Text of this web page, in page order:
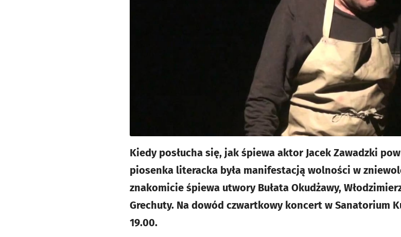
Kiedy posłucha się, jak śpiewa aktor Jacek Zawadzki
piosenka literacka była manifestacją wolności w
znakomicie śpiewa utwory Bułata Okudżawy,
Grechuty. Na dowód czwartkowy koncert w Sanatorium
19.00.